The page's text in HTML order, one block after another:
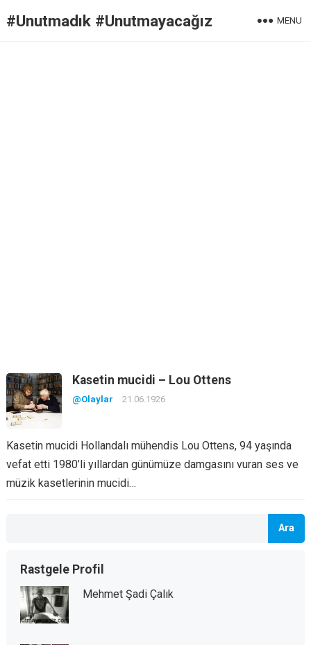
#Unutmadık #Unutmayacağız MENU
Kasetin mucidi – Lou Ottens
@Olaylar 21.06.1926
Kasetin mucidi Hollandalı mühendis Lou Ottens, 94 yaşında
vefat etti 1980’li yıllardan günümüze damgasını vuran ses ve
müzik kasetlerinin mucidi…
Ara
Rastgele Profil
Mehmet Şadi Çalık